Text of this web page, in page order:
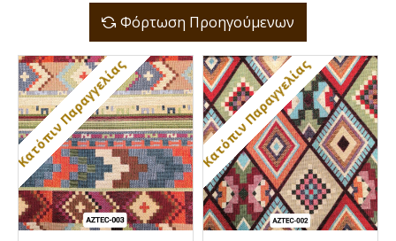
Φόρτωση Προηγούμενων
Κατόπιν Παραγγελίας Κατόπιν Παραγγελίας